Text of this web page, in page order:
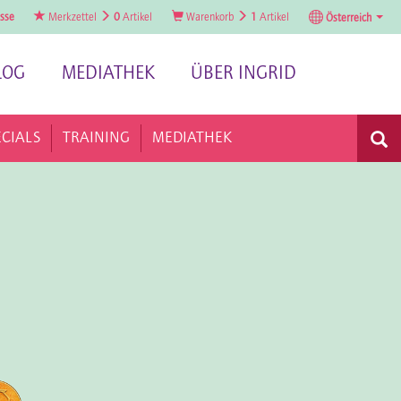
Merkzettel 0 Artikel Warenkorb 1 Artikel Österreich
MEDIATHEK ÜBER INGRID
TRAINING MEDIATHEK